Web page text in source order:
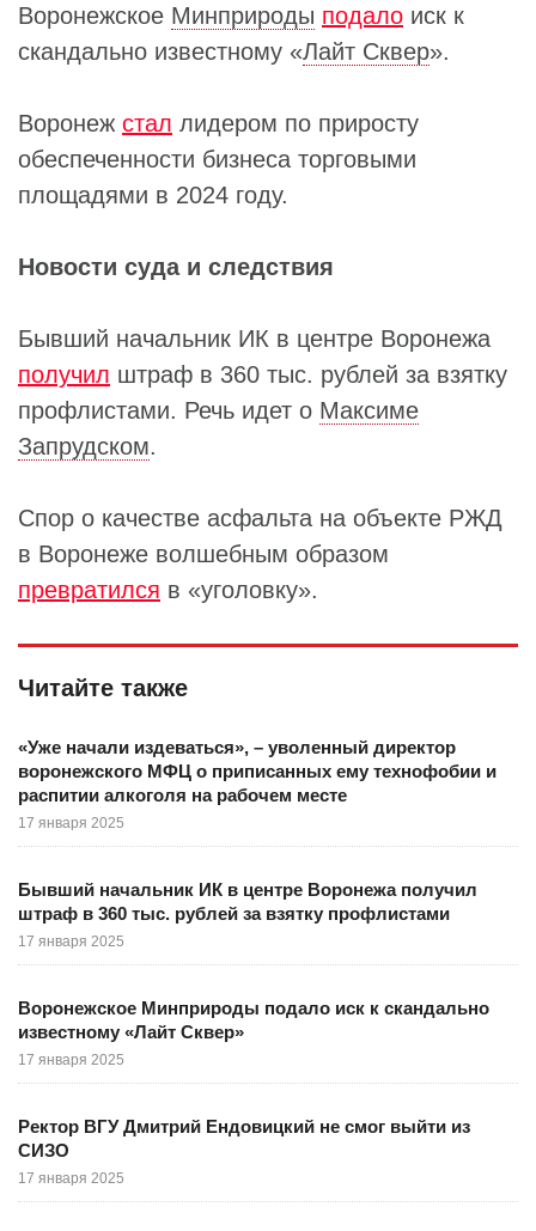
Воронежское Минприроды подало иск к
скандально известному «Лайт Сквер».
Воронеж стал лидером по приросту
обеспеченности бизнеса торговыми
площадями в 2024 году.
Новости суда и следствия
Бывший начальник ИК в центре Воронежа
получил штраф в 360 тыс. рублей за взятку
профлистами. Речь идет о Максиме
Запрудском.
Спор о качестве асфальта на объекте РЖД
в Воронеже волшебным образом
превратился в «уголовку».
Читайте также
«Уже начали издеваться», – уволенный директор
воронежского МФЦ о приписанных ему технофобии и
распитии алкоголя на рабочем месте
17 января 2025
Бывший начальник ИК в центре Воронежа получил
штраф в 360 тыс. рублей за взятку профлистами
17 января 2025
Воронежское Минприроды подало иск к скандально
известному «Лайт Сквер»
17 января 2025
Ректор ВГУ Дмитрий Ендовицкий не смог выйти из
СИЗО
17 января 2025